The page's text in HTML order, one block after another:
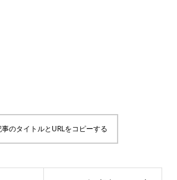
事のタイトルとURLをコピーする